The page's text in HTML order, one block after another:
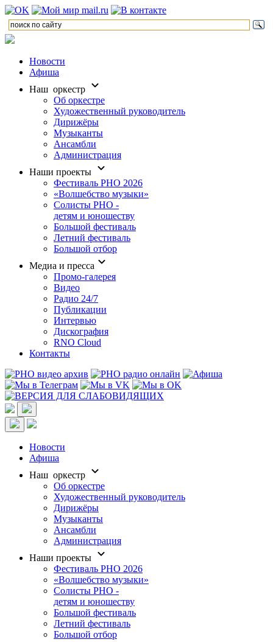
Новости
Афиша
Наш оркестр
Об оркестре
Художественный руководитель
Дирижёры
Музыканты
Ансамбли
Администрация
Наши проекты
Фестиваль РНО 2026
«Волшебство музыки»
Солисты РНО -
детям и юношеству
Большой фестиваль
Летний фестиваль
Большой отбор
Медиа и пресса
Промо-галерея
Видео
Радио 24/7
Публикации
Интервью
Дискография
RNO Cloud
Контакты
Новости
Афиша
Наш оркестр
Об оркестре
Художественный руководитель
Дирижёры
Музыканты
Ансамбли
Администрация
Наши проекты
Фестиваль РНО 2026
«Волшебство музыки»
Солисты РНО -
детям и юношеству
Большой фестиваль
Летний фестиваль
Большой отбор